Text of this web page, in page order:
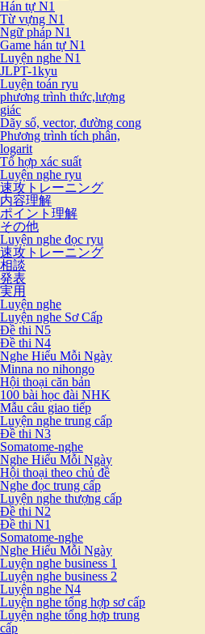
Hán tự N1
Từ vựng N1
Ngữ pháp N1
Game hán tự N1
Luyện nghe N1
JLPT-1kyu
Luyện toán ryu
phương trình thức,lượng
giác
Dãy số, vector, đường cong
Phương trình tích phân,
logarit
Tổ hợp xác suất
Luyện nghe ryu
速攻トレーニング
内容理解
ポイント理解
その他
Luyện nghe đọc ryu
速攻トレーニング
相談
発表
実用
Luyện nghe
Luyện nghe Sơ Cấp
Đề thi N5
Đề thi N4
Nghe Hiểu Mỗi Ngày
Minna no nihongo
Hội thoại căn bản
100 bài học đài NHK
Mẫu câu giao tiếp
Luyện nghe trung cấp
Đề thi N3
Somatome-nghe
Nghe Hiểu Mỗi Ngày
Hội thoại theo chủ đề
Nghe đọc trung cấp
Luyện nghe thượng cấp
Đề thi N2
Đề thi N1
Somatome-nghe
Nghe Hiểu Mỗi Ngày
Luyện nghe business 1
Luyện nghe business 2
Luyện nghe N4
Luyện nghe tổng hợp sơ cấp
Luyện nghe tổng hợp trung
cấp